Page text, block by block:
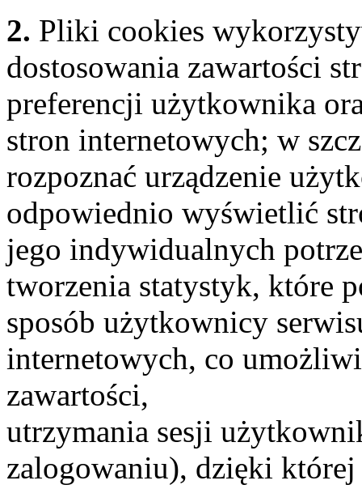
2. Pliki cookies
dostosowania zawartości
preferencji użytkownika
stron internetowych; w
rozpoznać urządzenie
odpowiednio wyświetlić
jego indywidualnych
tworzenia statystyk, które
sposób użytkownicy
internetowych, co
zawartości,
utrzymania sesji
zalogowaniu), dzięki